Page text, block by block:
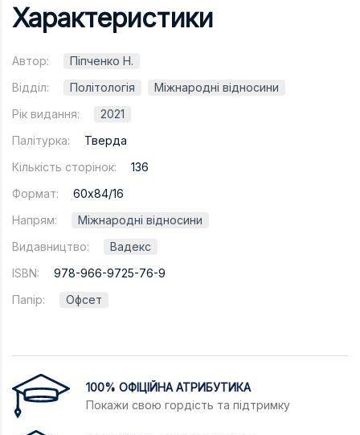
Характеристики
Автор:
Піпченко Н.
Відділ:
Політологія
Міжнародні відносини
Рік видання:
2021
Палітурка:
Тверда
Кількість сторінок:
136
Формат:
60х84/16
Напрям:
Міжнародні відносини
Видавництво:
Вадекс
ISBN:
978-966-9725-76-9
Папір:
Офсет
100% ОФІЦІЙНА АТРИБУТИКА
Покажи свою гордість та підтримку